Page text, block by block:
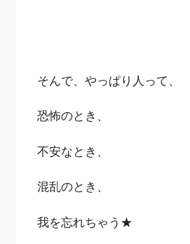
そんで、やっぱり人って、
恐怖のとき、
不安なとき、
混乱のとき、
我を忘れちゃう★